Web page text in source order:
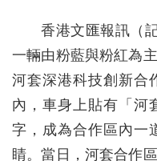
香港文匯報訊（
一輛由粉藍與粉紅為
河套深港科技創新合
內，車身上貼有「河
字，成為合作區內一
睛。當日，河套合作